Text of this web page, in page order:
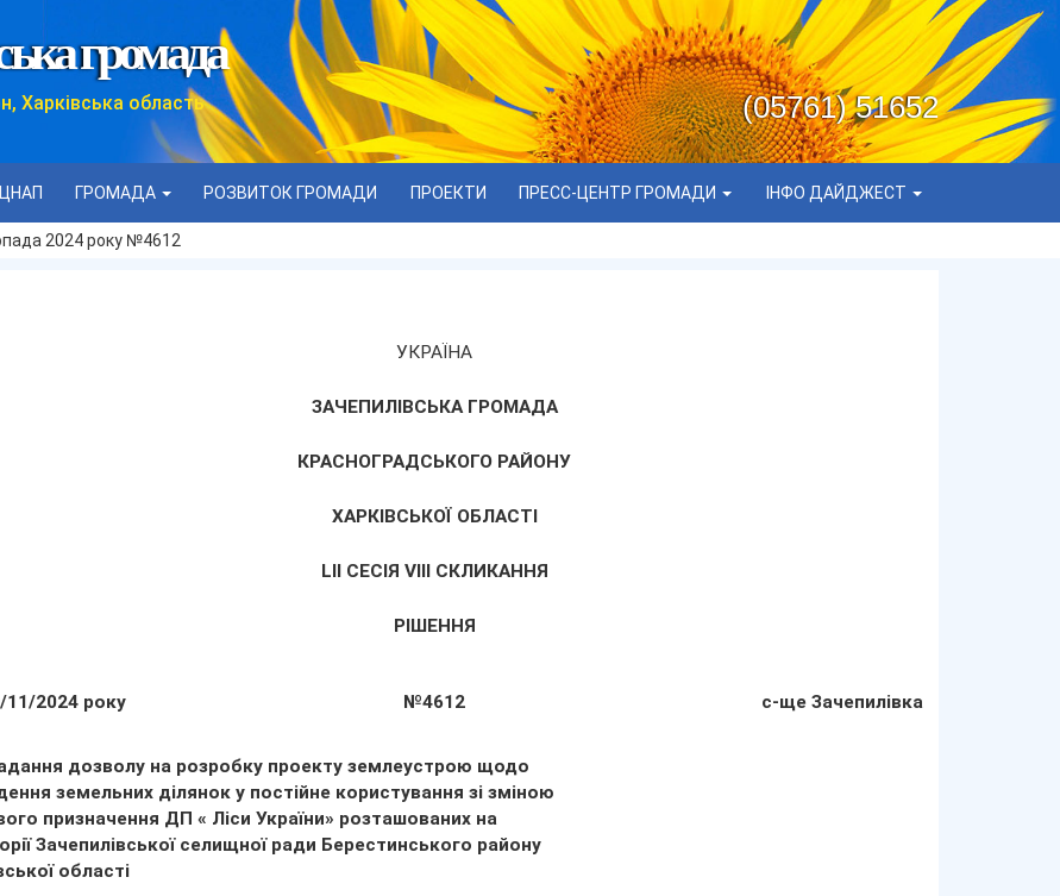
громада
Харківська область
(05761) 51652
ЦНАП ГРОМАДА РОЗВИТОК ГРОМАДИ ПРОЕКТИ ПРЕСС-ЦЕНТР ГРОМАДИ ІНФО ДАЙДЖЕСТ
2024 року №4612
УКРАЇНА
ЗАЧЕПИЛІВСЬКА ГРОМАДА
КРАСНОГРАДСЬКОГО РАЙОНУ
ХАРКІВСЬКОЇ ОБЛАСТІ
LІІ СЕСІЯ VIII СКЛИКАННЯ
РІШЕННЯ
11/2024 року №4612 с-ще Зачепилівка
дозволу на розробку проекту землеустрою щодо
земельних ділянок у постійне користування зі зміною
призначення ДП « Ліси України» розташованих на
Зачепилівської селищної ради Берестинського району
області